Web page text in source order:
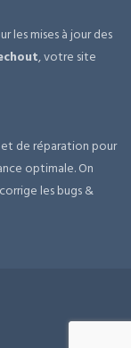
les mises à jour des
, votre site
de réparation pour
optimale. On
les bugs &